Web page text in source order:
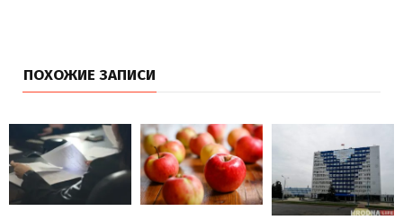
ПОХОЖИЕ ЗАПИСИ